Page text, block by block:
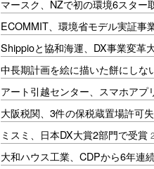
マースク、NZで初の環境6スター
ECOMMIT、環境省モデル実証事
Shippioと協和海運、DX事業変革
中長期計画を絵に描いた餅にし
アート引越センター、スマホアプ
大阪税関、3件の保税蔵置場許可
ミスミ、日本DX大賞2部門で受賞
大和ハウス工業、CDPから6年連